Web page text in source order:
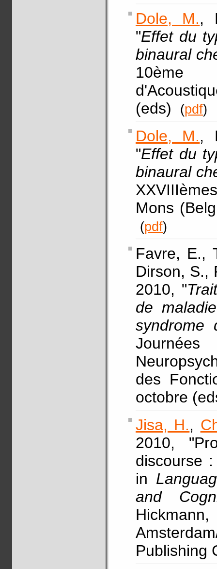
Dole, M.,
"Effet du
binaural
10ème
(eds)
(pdf)
Dole, M.,
"Effet du
binaural
Mons
(pdf)
Favre, E.,
Dirson, S.,
2010, "
de
syndrome
des
octobre
Jisa, H.,
2010,
discourse
in
and
Publishing